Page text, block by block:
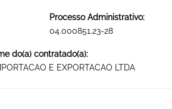
Processo Administrativo:
04.000851.23-28
do(a) contratado(a):
E EXPORTACAO LTDA